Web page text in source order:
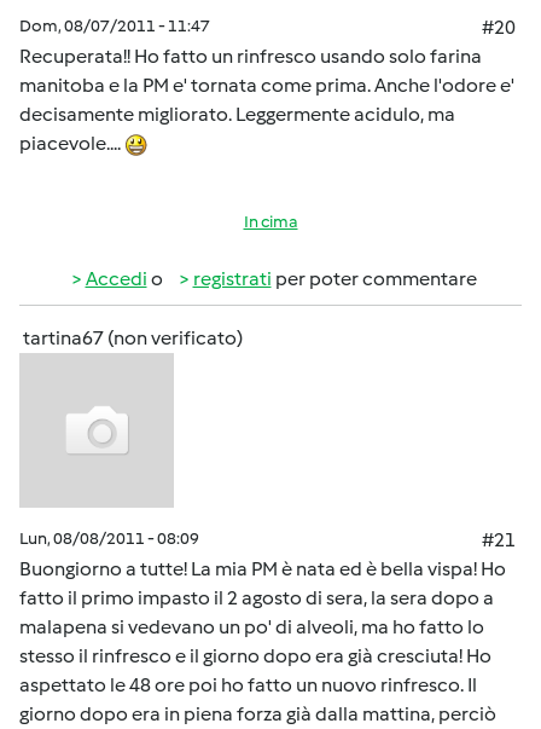
Dom, 08/07/2011 - 11:47
#20
Recuperata!! Ho fatto un rinfresco usando solo farina
manitoba e la PM e' tornata come prima. Anche l'odore e'
decisamente migliorato. Leggermente acidulo, ma
piacevole....
In cima
Accedi o registrati per poter commentare
tartina67 (non verificato)
Lun, 08/08/2011 - 08:09
#21
Buongiorno a tutte! La mia PM è nata ed è bella vispa! Ho
fatto il primo impasto il 2 agosto di sera, la sera dopo a
malapena si vedevano un po' di alveoli, ma ho fatto lo
stesso il rinfresco e il giorno dopo era già cresciuta! Ho
aspettato le 48 ore poi ho fatto un nuovo rinfresco. Il
giorno dopo era in piena forza già dalla mattina, perciò